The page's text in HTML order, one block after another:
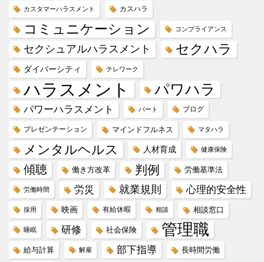
カスタマーハラスメント カスハラ
コミュニケーション コンプライアンス
セクシュアルハラスメント セクハラ
ダイバーシティ テレワーク
ハラスメント パワハラ
パワーハラスメント パート ブログ
プレゼンテーション マインドフルネス マタハラ
メンタルヘルス 人材育成 健康保険
傾聴 働き方改革 判例 労働基準法
労働時間 労災 就業規則 心理的安全性
採用 映画 有給休暇 相談 相談窓口
睡眠 研修 社会保険 管理職
給与計算 解雇 部下指導 長時間労働